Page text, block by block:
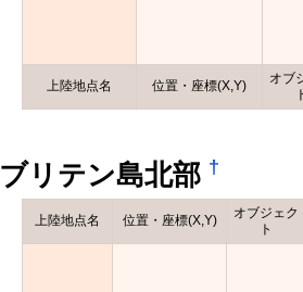
上陸地点名 位置・座標(X,Y)
オブ
ブリテン島北部 †
上陸地点名 位置・座標(X,Y)
オブジェク
ト